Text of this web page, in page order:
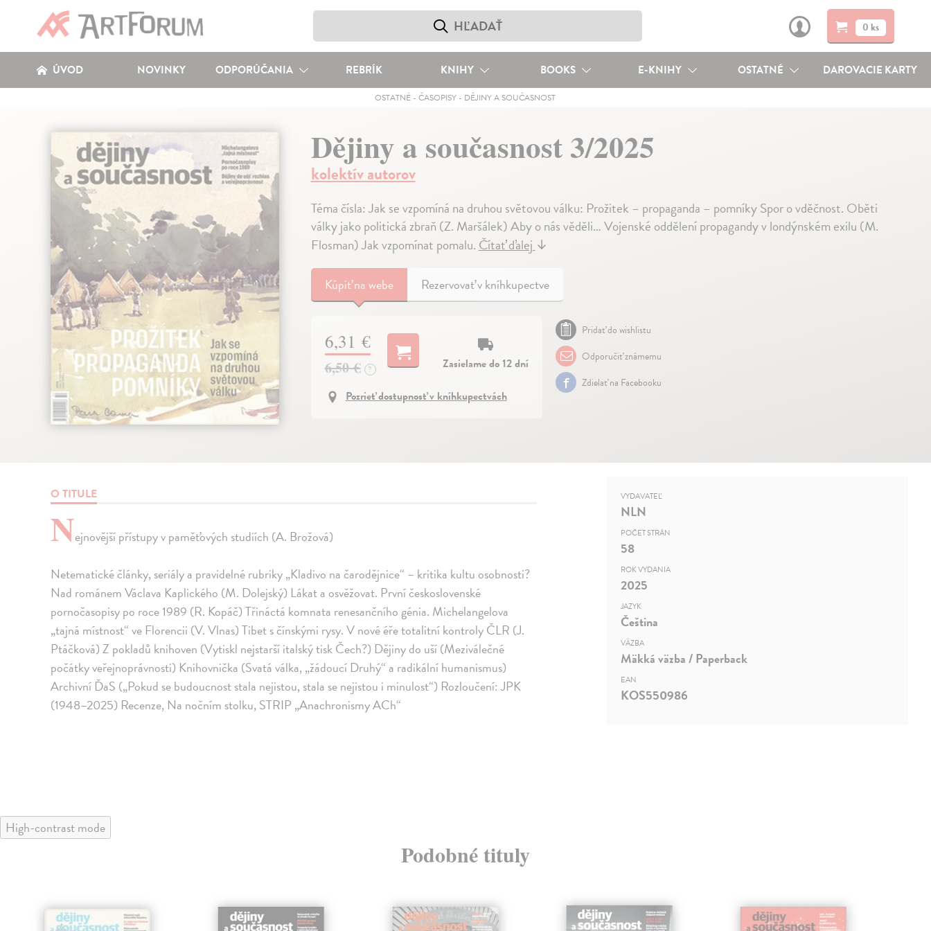
0 ks
ÚVOD NOVINKY ODPORÚČANIA REBRÍK KNIHY BOOKS E-KNIHY OSTATNÉ DAROVACIE KARTY
OSTATNÉ -ČASOPISY - DĚJINY A SOUČASNOST
Dějiny a současnost 3/2025
kolektív autorov
Téma čísla: Jak se vzpomíná na druhou světovou válku: Prožitek – propaganda – pomníky Spor o vděčnost. Oběti
války jako politická zbraň (Z. Maršálek) Aby o nás věděli… Vojenské oddělení propagandy v londýnském exilu (M.
Flosman) Jak vzpomínat pomalu.Čítať ďalej↓
Kúpiťna webe Rezervovať v kníhkupectve
6,31 €
6,50 € ?
Zasielame do 12 dní
Pozrieť dostupnosť v kníhkupectvách
Pridať do wishlistu
Odporučiť známemu
Zdielať na Facebooku
O TITULE
Nejnovější přístupy v paměťových studiích (A. Brožová)
Netematické články, seriály a pravidelné rubriky „Kladivo na čarodějnice“ – kritika kultu osobnosti?
Nad románem Václava Kaplického (M. Dolejský) Lákat a osvěžovat. První československé
pornočasopisy po roce 1989 (R. Kopáč) Třináctá komnata renesančního génia. Michelangelova
„tajná místnost“ ve Florencii (V. Vlnas) Tibet s čínskými rysy. V nové éře totalitní kontroly ČLR (J.
Ptáčková) Z pokladů knihoven (Vytiskl nejstarší italský tisk Čech?) Dějiny do uší (Meziválečné
počátky veřejnoprávnosti) Knihovnička (Svatá válka, „žádoucí Druhý“ a radikální humanismus)
Archivní ĎaS („Pokud se budoucnost stala nejistou, stala se nejistou i minulost“) Rozloučení: JPK
(1948–2025) Recenze, Na nočním stolku, STRIP „Anachronismy ACh“
VYDAVATEĽ
NLN
POČET STRÁN
58
ROK VYDANIA
2025
JAZYK
Čeština
VÄZBA
Mäkká väzba / Paperback
EAN
KOS550986
High-contrast mode
Podobné tituly